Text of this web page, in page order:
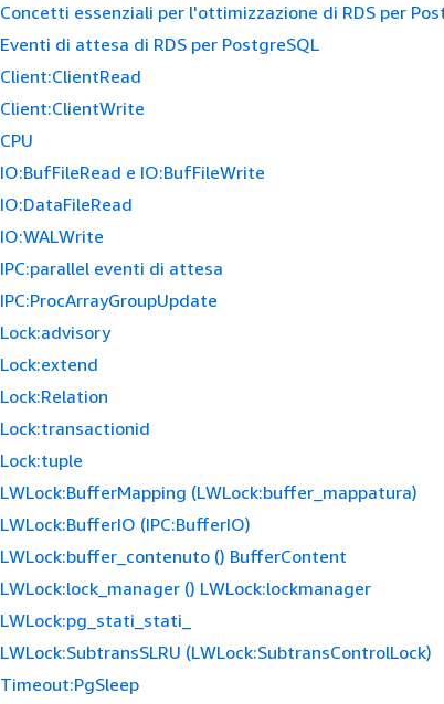
Concetti essenziali per l'ottimizzazione di RDS per
Eventi di attesa di RDS per PostgreSQL
Client:ClientRead
Client:ClientWrite
CPU
IO:BufFileRead e IO:BufFileWrite
IO:DataFileRead
IO:WALWrite
IPC:parallel eventi di attesa
IPC:ProcArrayGroupUpdate
Lock:advisory
Lock:extend
Lock:Relation
Lock:transactionid
Lock:tuple
LWLock:BufferMapping (LWLock:buffer_mappatura)
LWLock:BufferIO (IPC:BufferIO)
LWLock:buffer_contenuto () BufferContent
LWLock:lock_manager () LWLock:lockmanager
LWLock:pg_stati_stati_
LWLock:SubtransSLRU (LWLock:SubtransControlLock)
Timeout:PgSleep